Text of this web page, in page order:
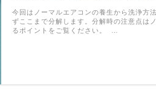
今回はノーマルエアコンの養生から洗浄方
ずここまで分解します。分解時の注意点は
るポイントをご覧ください。 …